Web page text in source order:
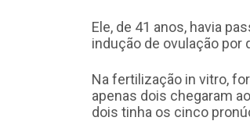
Ele, de 41 anos, havia
indução de ovulação
Na fertilização in vitro,
apenas dois chegaram
dois tinha os cinco